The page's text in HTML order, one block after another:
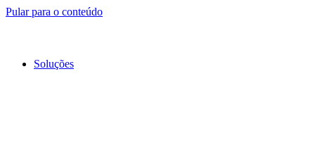
Pular para o conteúdo
Soluções